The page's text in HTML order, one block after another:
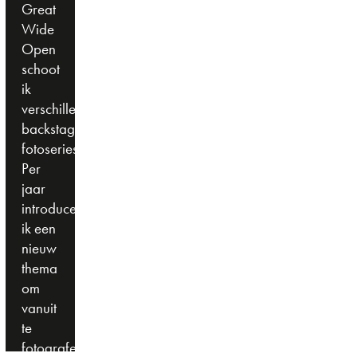
Great
Wide
Open
schoot
ik
verschillende
backstage
fotoseries.
Per
jaar
introduceerde
ik een
nieuw
thema
om
vanuit
te
fotograferen.